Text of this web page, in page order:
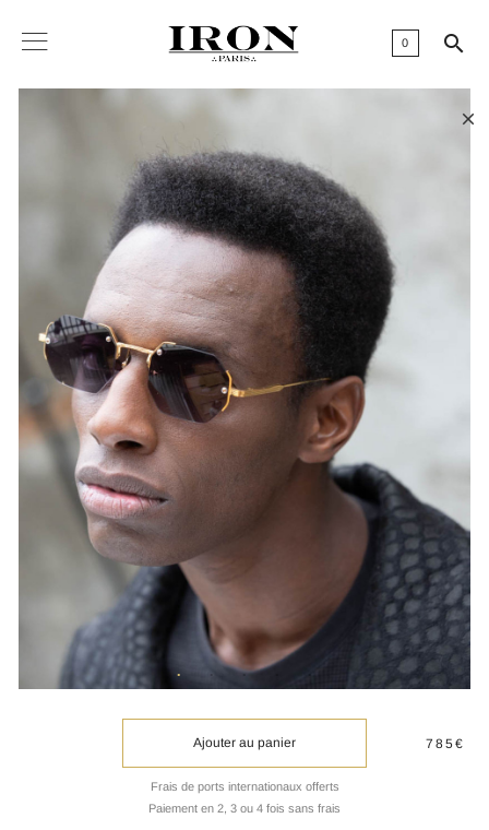
0 

Ajouter au panier
Frais de ports internationaux offerts
Paiement en 2, 3 ou 4 fois sans frais
785€